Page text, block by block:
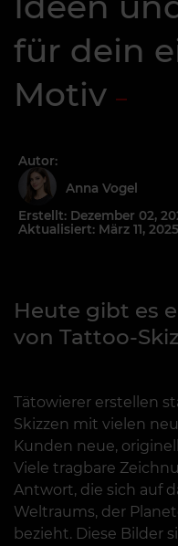
für dein
Motiv
Autor:
Anna Vogel
Erstellt: Dezember 02,
Aktualisiert: März 11, 2025
Heute gibt es
von Tattoo-
Tätowierer erstellen
Skizzen mit vielen
Kunden neue,
Viele tragbare
Antwort, die sich auf
Weltraums, der
bezieht. Diese Bilder